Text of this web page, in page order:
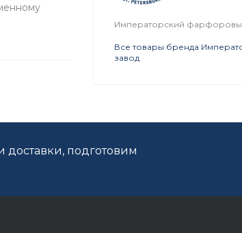
Императорский
Все товары бренда
завод
доставки, подготовим